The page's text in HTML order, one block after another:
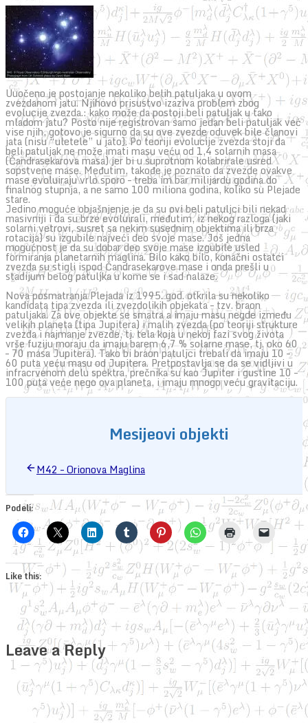
Uuočeno je postojanje nekoliko belih patuljaka u ovom
zvezdanom jatu. Njihovo prisustvo izaziva problem zbog
evolucije zvezda.: kako može da postoji beli patuljak u tako
mladom jatu? Posto nije registrovan samo jedan beli patuljak već
vise njih, gotovo je sigurno da su ove zvezde oduvek bile članovi
jata (nisu “uletele” u jato). Po teoriji evolucije zvezda stoji da
beli patuljak ne može imati masu veću od 1,4 solarnih masa
(Čandrasekarova masa) jer bi u suprotnom kolabrirale usred
sopstvene mase. Međutim, takođe je poznato da zvezde ovakve
mase evoluiraju vrlo sporo – treba im bar milijardu godina do
finalnog stupnja, a ne samo 100 miliona godina, koliko su Plejade
stare.
Jedino moguće objašnjenje je da su ovi beli patuljci bili nekad
masivniji i da su brze evoluirali, međutim, iz nekog razloga (jaki
solarni vetrovi, susret sa nekim susednim objektima ili brza
rotacija) su izgubile najveći deo svoje mase. Još jedna
mogućnost je da su dobar deo svoje mase izgubile usled
formiranja planetarnih maglina. Bilo kako bilo, konačni ostatci
zvezda su stigli ispod Čandrasekarove mase i onda prešli u
stadijum belog patuljka u kome se i sad nalaze.
Nova posmatranja Plejada iz 1995. god. otkrila su nekoliko
kandidata tipa zvezda ili zvezdolikih objekata – tzv. braon
patuljaka. Za ove objekte se smatra a imaju masu negde između
velikih planeta (tipa Jupitera) i malih zvezda (po teoriji strukture
zvezda i najmanje zvezde, tj. tela koja u nekoj fazi svog života
vrše fuziju moraju da imaju barem 6,7 % solarne mase, tj. oko 60
– 70 masa Jupitera). Tako bi braon patuljci trebali da imaju 10 –
60 puta veću masu od Jupitera. Pretpostavlja se da se vidljivi u
infracrvenom delu spektra, prečnika su kao Jupiter i gustine 10 –
100 puta veće nego ova planeta, i imaju mnogo veću gravitaciju.
Mesijeovi objekti
M42 – Orionova Maglina
Podeli:
Like this:
Leave a Reply